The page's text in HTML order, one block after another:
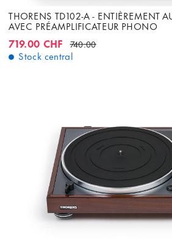
THORENS TD102-A - ENTIÈREMENT
AVEC PRÉAMPLIFICATEUR PHONO
719.00 CHF 740.00
Stock central